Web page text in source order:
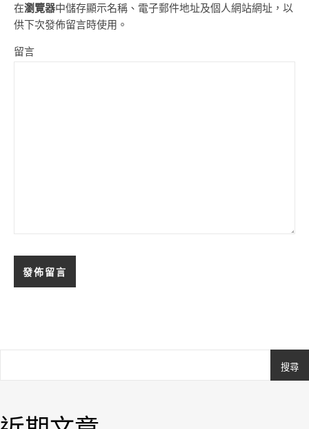
在瀏覽器中儲存顯示名稱、電子郵件地址及個人網站網址，以
供下次發佈留言時使用。
留言
搜尋
Royal.